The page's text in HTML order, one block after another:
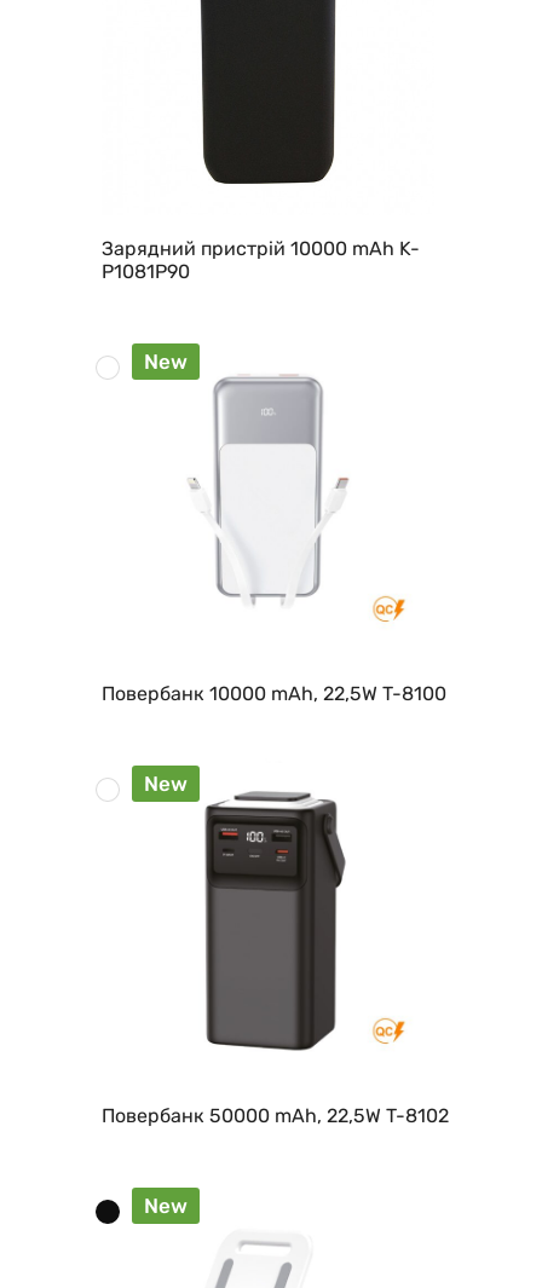
Зарядний пристрій 10000 mAh K-
P1081P90
New
Повербанк 10000 mAh, 22,5W T-8100
New
Повербанк 50000 mAh, 22,5W T-8102
New